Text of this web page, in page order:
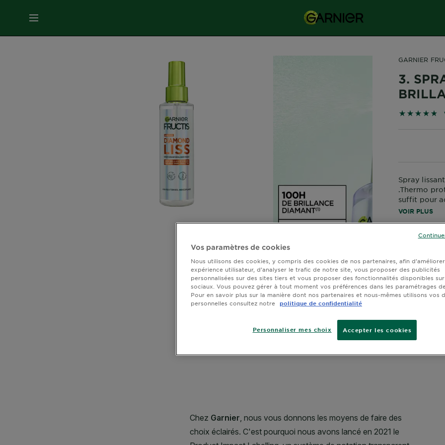
MENU
GARNIER
3.
4.7944 sur
Spray
.Thermo
suffit pour
durée et un
VOIR PLUS
Vos paramètres de cookies
Nous utilisons des cookies, y compris des cookies de nos partenaires, afin
expérience utilisateur, d’analyser le trafic de notre site, vous proposer des publicités
personnalisées sur des sites tiers et vous proposer des fonctionnalités disponibles sur
sociaux. Vous pouvez gérer à tout moment vos préférences dans les paramétrages
Pour en savoir plus sur la manière dont nos partenaires et nous-mêmes utilisons vos
personnelles consultez notre
politique de confidentialité
Accepter les cookies
Personnaliser mes choix